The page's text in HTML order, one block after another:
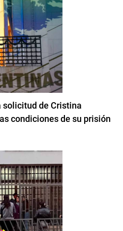
solicitud de Cristina
condiciones de su prisión